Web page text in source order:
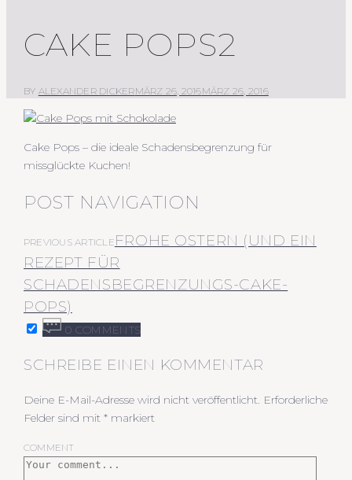
CAKE POPS2
BY ALEXANDER DICKERMÄRZ 26, 2016MÄRZ 26, 2016
Cake Pops – die ideale Schadensbegrenzung für
missglückte Kuchen!
POST NAVIGATION
PREVIOUS ARTICLE FROHE OSTERN (UND EIN
REZEPT FÜR
SCHADENSBEGRENZUNGS-CAKE-
POPS)
0 COMMENTS
SCHREIBE EINEN KOMMENTAR
Deine E-Mail-Adresse wird nicht veröffentlicht. Erforderliche
Felder sind mit * markiert
COMMENT